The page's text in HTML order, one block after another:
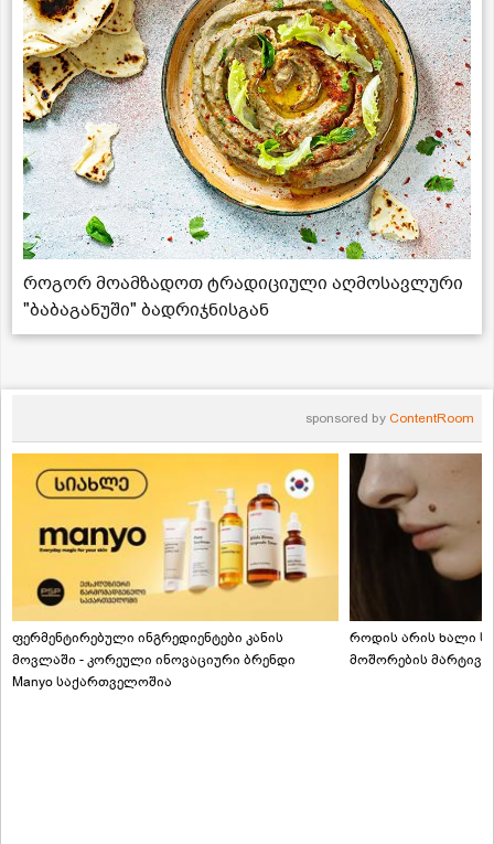
როგორ მოამზადოთ ტრადიციული აღმოსავლური
"ბაბაგანუში" ბადრიჯნისგან
sponsored by ContentRoom
ფერმენტირებული ინგრედიენტები კანის
მოვლაში - კორეული ინოვაციური ბრენდი
Manyo საქართველოშია
როდის არის ხალი
მოშორების